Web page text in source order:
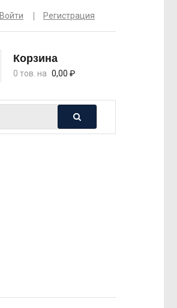
Войти Регистрация
Корзина
0 тов. на 0,00 ₽